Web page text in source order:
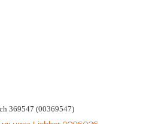
369547 (00369547)